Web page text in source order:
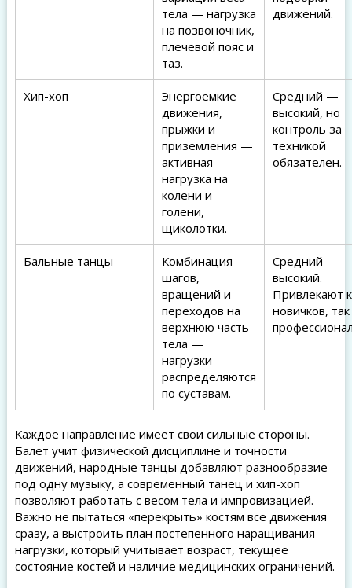
тела — нагрузка
на позвоночник,
плечевой пояс и
таз.
движений.
Хип-хоп
Энергоемкие
движения,
прыжки и
приземления —
активная
нагрузка на
колени и
голени,
щиколотки.
Средний —
высокий, но
контроль за
техникой
обязателен.
Бальные танцы
Комбинация
шагов,
вращений и
переходов на
верхнюю часть
тела —
нагрузки
распределяются
по суставам.
Средний —
высокий.
Привлекают
новичков,
Каждое направление имеет свои сильные стороны.
Балет учит физической дисциплине и точности
движений, народные танцы добавляют разнообразие
под одну музыку, а современный танец и хип-хоп
позволяют работать с весом тела и импровизацией.
Важно не пытаться «перекрыть» костям все движения
сразу, а выстроить план постепенного наращивания
нагрузки, который учитывает возраст, текущее
состояние костей и наличие медицинских ограничений.